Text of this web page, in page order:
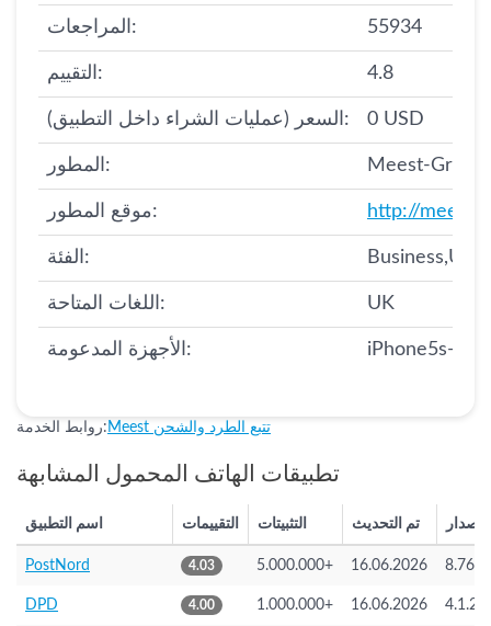
المراجعات: 55934
التقييم: 4.8
السعر (عمليات الشراء داخل التطبيق): 0 USD
المطور: Meest-Group
موقع المطور: http://
الفئة:
اللغات المتاحة: UK
الأجهزة المدعومة: iPhone5s-
روابط الخدمة: Meest تتبع الطرد والشحن
تطبيقات الهاتف المحمول المشابهة
اسم التطبيق التقييمات التثبيتات تم التحديث الإصدار
PostNord 4.03 5.000.000+ 16.06.2026 8.76
DPD 4.00 1.000.000+ 16.06.2026 4.1.2